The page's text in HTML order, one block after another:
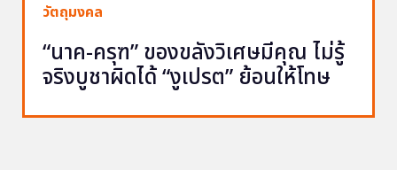
วัตถุมงคล
“นาค-ครุฑ” ของขลังวิเศษมีคุณ ไม่รู้
จริงบูชาผิดได้ “งูเปรต” ย้อนให้โทษ